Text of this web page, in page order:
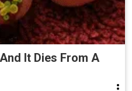
It Dies From A